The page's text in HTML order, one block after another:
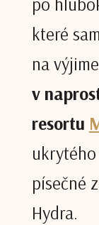
které
na
v
resortu
písečné
Hydra.